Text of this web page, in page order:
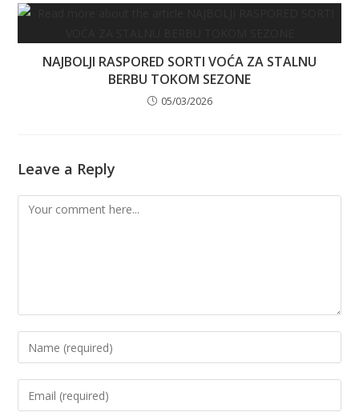
NAJBOLJI RASPORED SORTI VOĆA ZA STALNU
BERBU TOKOM SEZONE
05/03/2026
Leave a Reply
Comment
Enter
your
name
Enter
your